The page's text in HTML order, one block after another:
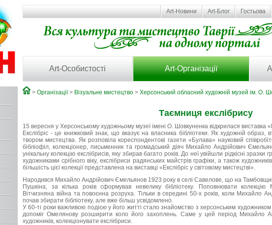
Art-Новини Art-Блог Гостьова
Art-Особистості Art-Організації
> Організації> Візуальне мистецтво > Херсонський обласний художній музей ім. О.
Таємниця екслібрису
15 вересня у Херсонському художньому музеї імені О. Шовкуненка відкрилася виставка
Екслібріс - це книжковий знак, що вказує на власника бібліотеки. Як художній образ,
твором мистецтва. Як розповіла кореспондентові газети «Булава» науковий
бібліофіл, колекціонер, письменник та громадський діяч Михайло Андрійович
унікальну колекцію екслібрисів, яку збирав багато років. До неї увійшли рідкісні
художниками срібного віку, екслібриси радянських майстрів графіки, а також
більшість цієї колекції представлена на виставці «Екслібріс у світовому мистецтві».
Народився Михайло Андрійович Ємельянов 1923 року в селі Савелове, що на
Пушкіна, за кілька років сформував невелику бібліотеку. Поповнювати
Вітчизняна війна та повоєнна розруха. Тільки в середині 50-х років, коли Михайло
почав збирати бібліотеку, але вже більш усвідомлено.
У 60-ті роки важливою подією у його житті стало знайомство з херсонським
допоміг Омелянову розширити коло його захоплень. Саме у цей період Михайло
художників, колекціонувати екслібриси.